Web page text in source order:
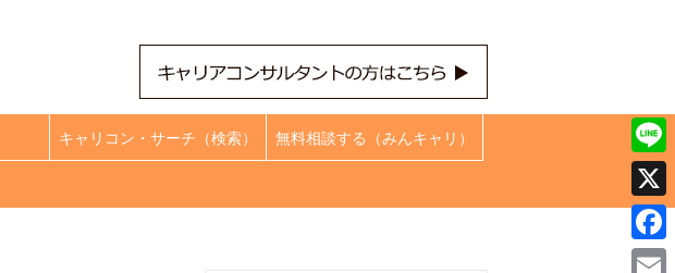
キャリコン・サーチ（検索） 無料相談する（みんキャリ）
Line
X